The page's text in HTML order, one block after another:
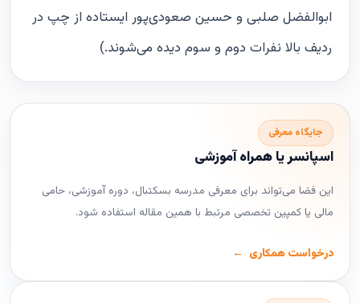
ابوالفضل صلبی و حسین صعودی‌پور ایستاده از چپ در
ردیف بالا نفرات دوم و سوم دیده می‌شوند.)
جایگاه معرفی
اسپانسر یا همراه آموزشی
این فضا می‌تواند برای معرفی مدرسه بسکتبال، دوره آموزشی، حامی
مالی یا کمپین تخصصی مرتبط با همین مقاله استفاده شود.
درخواست همکاری